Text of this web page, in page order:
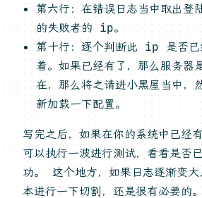
第六行：在错误日志当中取出
的失败者的 ip。
第十行：逐个判断此 ip 是否已
着。如果已经有了，那么服务器
在，那么将之请进小黑屋当中
新加载一下配置。
写完之后，如果在你的系统中已经
可以执行一波进行测试，看看是否
功。 这个地方，如果日志逐渐变
本进行一下切割，还是很有必要的。